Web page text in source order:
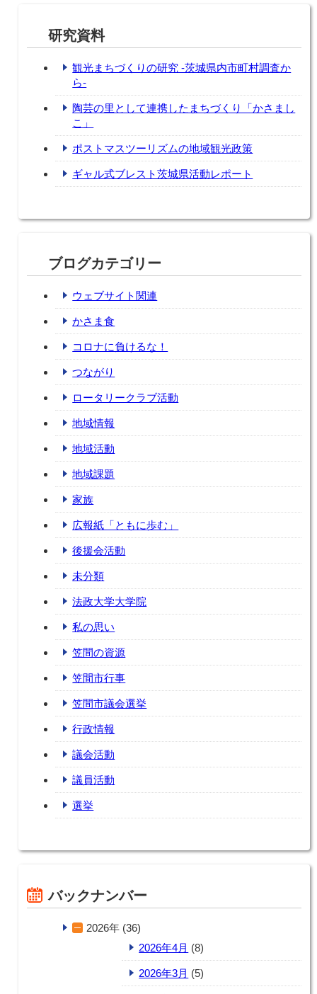
研究資料
観光まちづくりの研究 -茨城県内市町村調査か
ら-
陶芸の里として連携したまちづくり「かさまし
こ」
ポストマスツーリズムの地域観光政策
ギャル式ブレスト茨城県活動レポート
ブログカテゴリー
ウェブサイト関連
かさま食
コロナに負けるな！
つながり
ロータリークラブ活動
地域情報
地域活動
地域課題
家族
広報紙「ともに歩む」
後援会活動
未分類
法政大学大学院
私の思い
笠間の資源
笠間市行事
笠間市議会選挙
行政情報
議会活動
議員活動
選挙
バックナンバー
2026年 (36)
2026年4月 (8)
2026年3月 (5)